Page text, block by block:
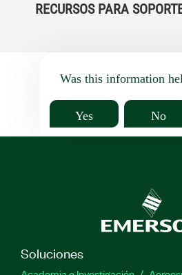
RECURSOS PARA
Was this information
Yes No
Soluciones